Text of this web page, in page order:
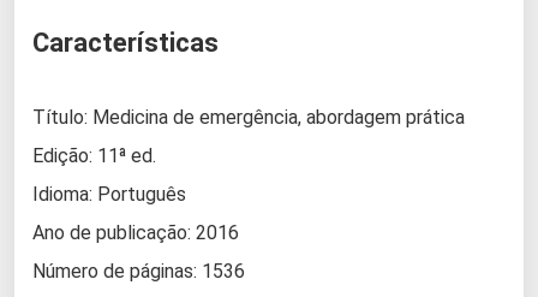
Características
Título: Medicina de emergência, abordagem prática
Edição: 11ª ed.
Idioma: Português
Ano de publicação: 2016
Número de páginas: 1536